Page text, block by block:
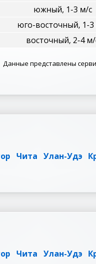
южный, 1-3 м/с
юго-восточный, 1-3
восточный, 2-4
Данные представлены
Чита Улан-Удэ
Чита Улан-Удэ